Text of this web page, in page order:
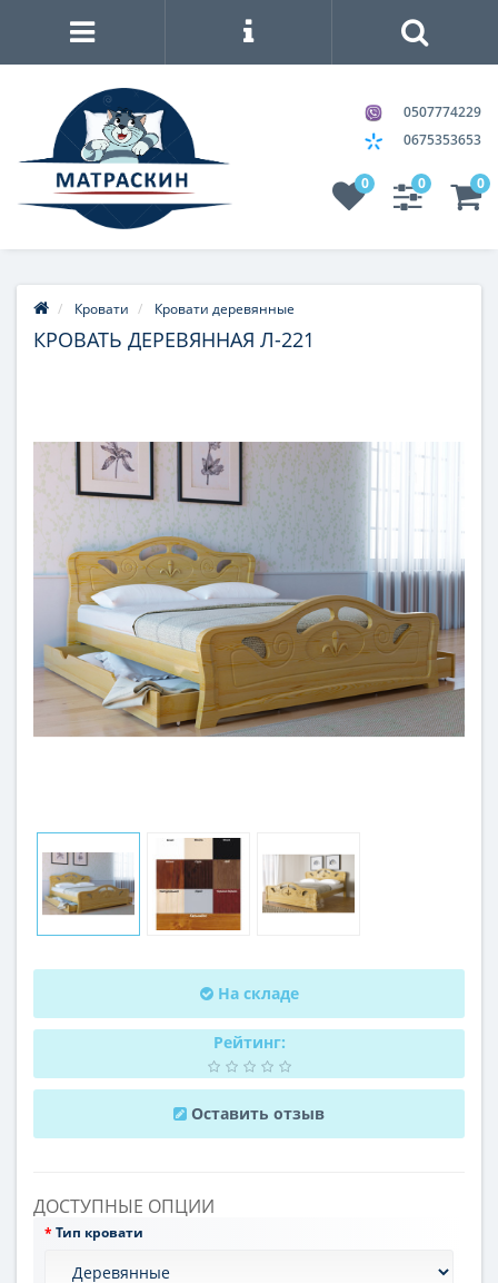
0507774229
0675353653
0 0 0
Кровати Кровати деревянные
КРОВАТЬ ДЕРЕВЯННАЯ Л-221
На складе
Рейтинг:
Оставить отзыв
ДОСТУПНЫЕ ОПЦИИ
Тип кровати